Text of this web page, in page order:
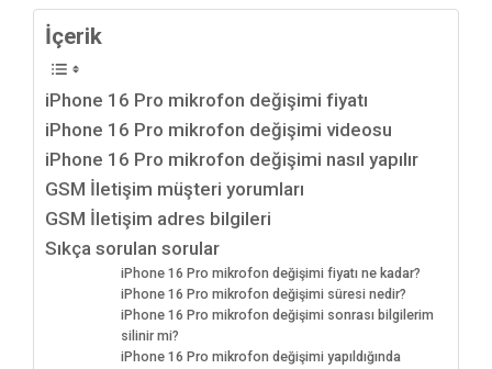
İçerik
iPhone 16 Pro mikrofon değişimi fiyatı
iPhone 16 Pro mikrofon değişimi videosu
iPhone 16 Pro mikrofon değişimi nasıl yapılır
GSM İletişim müşteri yorumları
GSM İletişim adres bilgileri
Sıkça sorulan sorular
iPhone 16 Pro mikrofon değişimi fiyatı ne kadar?
iPhone 16 Pro mikrofon değişimi süresi nedir?
iPhone 16 Pro mikrofon değişimi sonrası bilgilerim
silinir mi?
iPhone 16 Pro mikrofon değişimi yapıldığında